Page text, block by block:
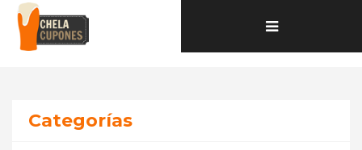
Toggle
navigation
Home
Deals and coupons de la categoría Cervecería ubicados en
Ciudad de México
Categorías